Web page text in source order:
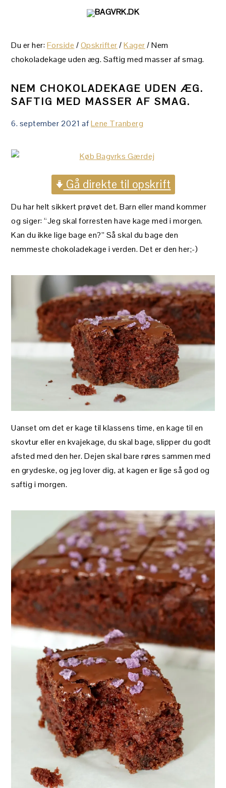
primær
navigation
primær
sidebar
Du er her:Forside /Opskrifter / Kager /Nem
chokoladekage uden æg. Saftig med masser af smag.
NEM CHOKOLADEKAGE UDEN ÆG.
SAFTIG MED MASSER AF SMAG.
6. september 2021 afLene Tranberg
Gå direkte til opskrift
Du har helt sikkert prøvet det. Barn eller mand kommer
og siger: “Jeg skal forresten have kage med i morgen.
Kan du ikke lige bage en?” Så skal du bage den
nemmeste chokoladekage i verden. Det er den her;-)
Uanset om det er kage til klassens time, en kage til en
skovtur eller en kvajekage, du skal bage, slipper du godt
afsted med den her. Dejen skal bare røres sammen med
en grydeske, og jeg lover dig, at kagen er lige så god og
saftig i morgen.